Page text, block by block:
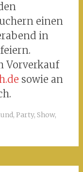
einen
in
Vorverkauf
sowie an
, Party, Show,